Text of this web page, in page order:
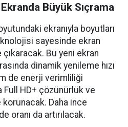
Büyük Sıçrama
ekranıyla boyutları
sayesinde ekran
Bu yeni ekran
dinamik yenileme hızı
de enerji verimliliği
Full HD+ çözünürlük ve
Daha ince
oranı da artırılacak.